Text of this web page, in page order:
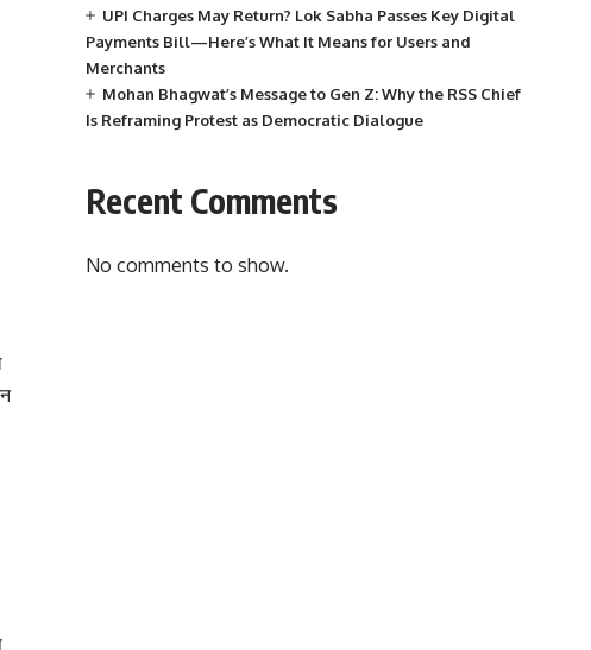
UPI Charges May Return? Lok Sabha Passes Key Digital
Payments Bill—Here’s What It Means for Users and
Merchants
Mohan Bhagwat’s Message to Gen Z: Why the RSS Chief
Is Reframing Protest as Democratic Dialogue
Recent Comments
No comments to show.